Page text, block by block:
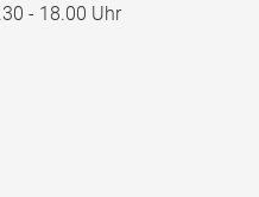
- 18.00 Uhr